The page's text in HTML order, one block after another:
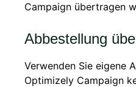
Campaign übertragen
Abbestellung
Verwenden Sie eigene
Optimizely Campaign